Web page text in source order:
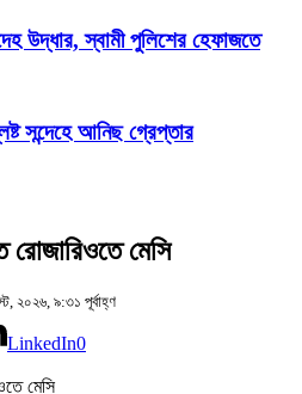
উদ্ধার, স্বামী পুলিশের হেফাজতে
সন্দেহে আনিছ গ্রেপ্তার
রোজারিওতে মেসি
২০২৬, ৯:৩১ পূর্বাহ্ণ
LinkedIn0